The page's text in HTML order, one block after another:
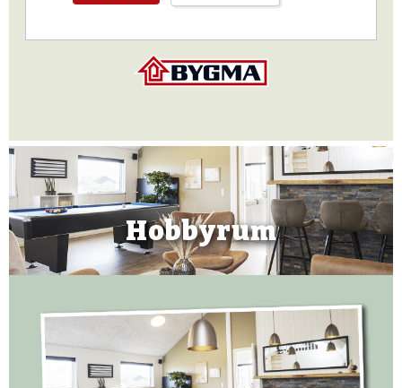
Hobbyrum